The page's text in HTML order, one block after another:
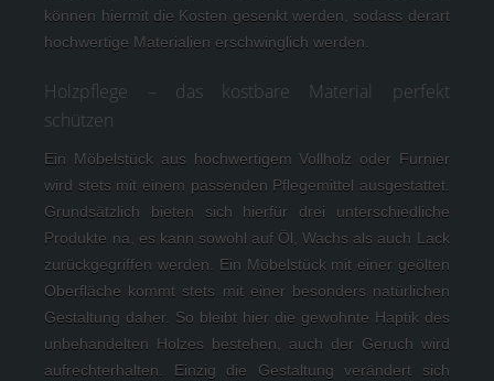
können hiermit die Kosten gesenkt werden, sodass derart
hochwertige Materialien erschwinglich werden.
Holzpflege – das kostbare Material perfekt
schützen
Ein Möbelstück aus hochwertigem Vollholz oder Furnier
wird stets mit einem passenden Pflegemittel ausgestattet.
Grundsätzlich bieten sich hierfür drei unterschiedliche
Produkte na, es kann sowohl auf Öl, Wachs als auch Lack
zurückgegriffen werden. Ein Möbelstück mit einer geölten
Oberfläche kommt stets mit einer besonders natürlichen
Gestaltung daher. So bleibt hier die gewohnte Haptik des
unbehandelten Holzes bestehen, auch der Geruch wird
aufrechterhalten. Einzig die Gestaltung verändert sich